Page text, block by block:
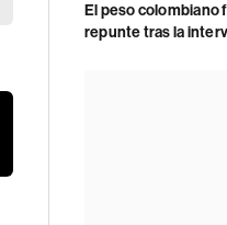
El peso colombiano
repunte tras la